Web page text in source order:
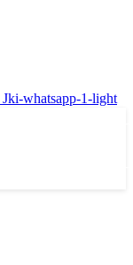
Jki-whatsapp-1-light